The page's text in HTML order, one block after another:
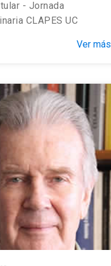
- Jornada
CLAPES UC
Ver más